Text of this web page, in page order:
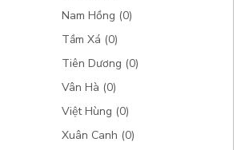
Nam Hồng (0)
Tầm Xá (0)
Tiên Dương (0)
Vân Hà (0)
Việt Hùng (0)
Xuân Canh (0)